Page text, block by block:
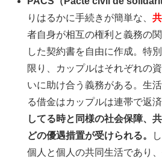
りはるかに手続きが簡単な、
者自身が相互の権利と義務の
した契約書を自由に作成。特
限り、カップルはそれぞれの
いに助け合う義務がある。生
る借金はカップルは連帯で返
してる時と同様の社会保障、
どの優遇措置が受けられる。
個人と個人の共同生活であり